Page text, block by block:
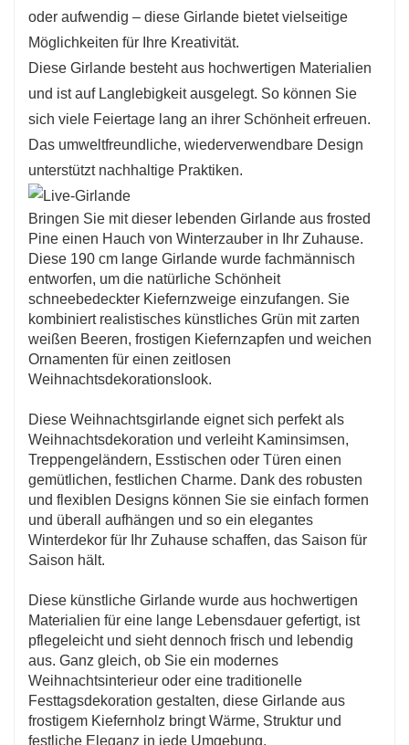
oder aufwendig – diese Girlande bietet vielseitige
Möglichkeiten für Ihre Kreativität.
Diese Girlande besteht aus hochwertigen Materialien
und ist auf Langlebigkeit ausgelegt. So können Sie
sich viele Feiertage lang an ihrer Schönheit erfreuen.
Das umweltfreundliche, wiederverwendbare Design
unterstützt nachhaltige Praktiken.
Bringen Sie mit dieser lebenden Girlande aus frosted
Pine einen Hauch von Winterzauber in Ihr Zuhause.
Diese 190 cm lange Girlande wurde fachmännisch
entworfen, um die natürliche Schönheit
schneebedeckter Kiefernzweige einzufangen. Sie
kombiniert realistisches künstliches Grün mit zarten
weißen Beeren, frostigen Kiefernzapfen und weichen
Ornamenten für einen zeitlosen
Weihnachtsdekorationslook.
Diese Weihnachtsgirlande eignet sich perfekt als
Weihnachtsdekoration und verleiht Kaminsimsen,
Treppengeländern, Esstischen oder Türen einen
gemütlichen, festlichen Charme. Dank des robusten
und flexiblen Designs können Sie sie einfach formen
und überall aufhängen und so ein elegantes
Winterdekor für Ihr Zuhause schaffen, das Saison für
Saison hält.
Diese künstliche Girlande wurde aus hochwertigen
Materialien für eine lange Lebensdauer gefertigt, ist
pflegeleicht und sieht dennoch frisch und lebendig
aus. Ganz gleich, ob Sie ein modernes
Weihnachtsinterieur oder eine traditionelle
Festtagsdekoration gestalten, diese Girlande aus
frostigem Kiefernholz bringt Wärme, Struktur und
festliche Eleganz in jede Umgebung.